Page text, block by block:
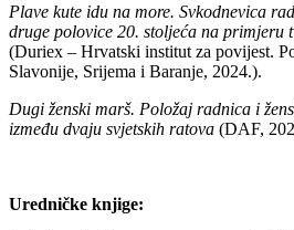
Plave kute idu na more. Svkodnevica
druge polovice 20. stoljeća na
(Duriex – Hrvatski institut za povijest.
Slavonije, Srijema i Baranje, 2024.).
Dugi ženski marš. Položaj radnica i
između dvaju svjetskih ratova (DAF,
Uredničke knjige: